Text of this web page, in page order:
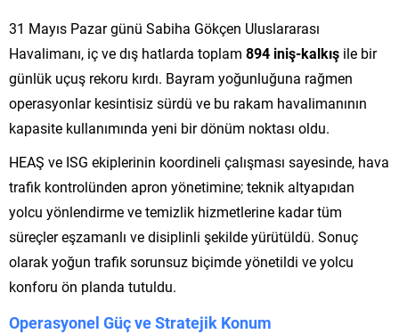
31 Mayıs Pazar günü Sabiha Gökçen Uluslararası
Havalimanı, iç ve dış hatlarda toplam 894 iniş-kalkış ile bir
günlük uçuş rekoru kırdı. Bayram yoğunluğuna rağmen
operasyonlar kesintisiz sürdü ve bu rakam havalimanının
kapasite kullanımında yeni bir dönüm noktası oldu.
HEAŞ ve ISG ekiplerinin koordineli çalışması sayesinde, hava
trafik kontrolünden apron yönetimine; teknik altyapıdan
yolcu yönlendirme ve temizlik hizmetlerine kadar tüm
süreçler eşzamanlı ve disiplinli şekilde yürütüldü. Sonuç
olarak yoğun trafik sorunsuz biçimde yönetildi ve yolcu
konforu ön planda tutuldu.
Operasyonel Güç ve Stratejik Konum